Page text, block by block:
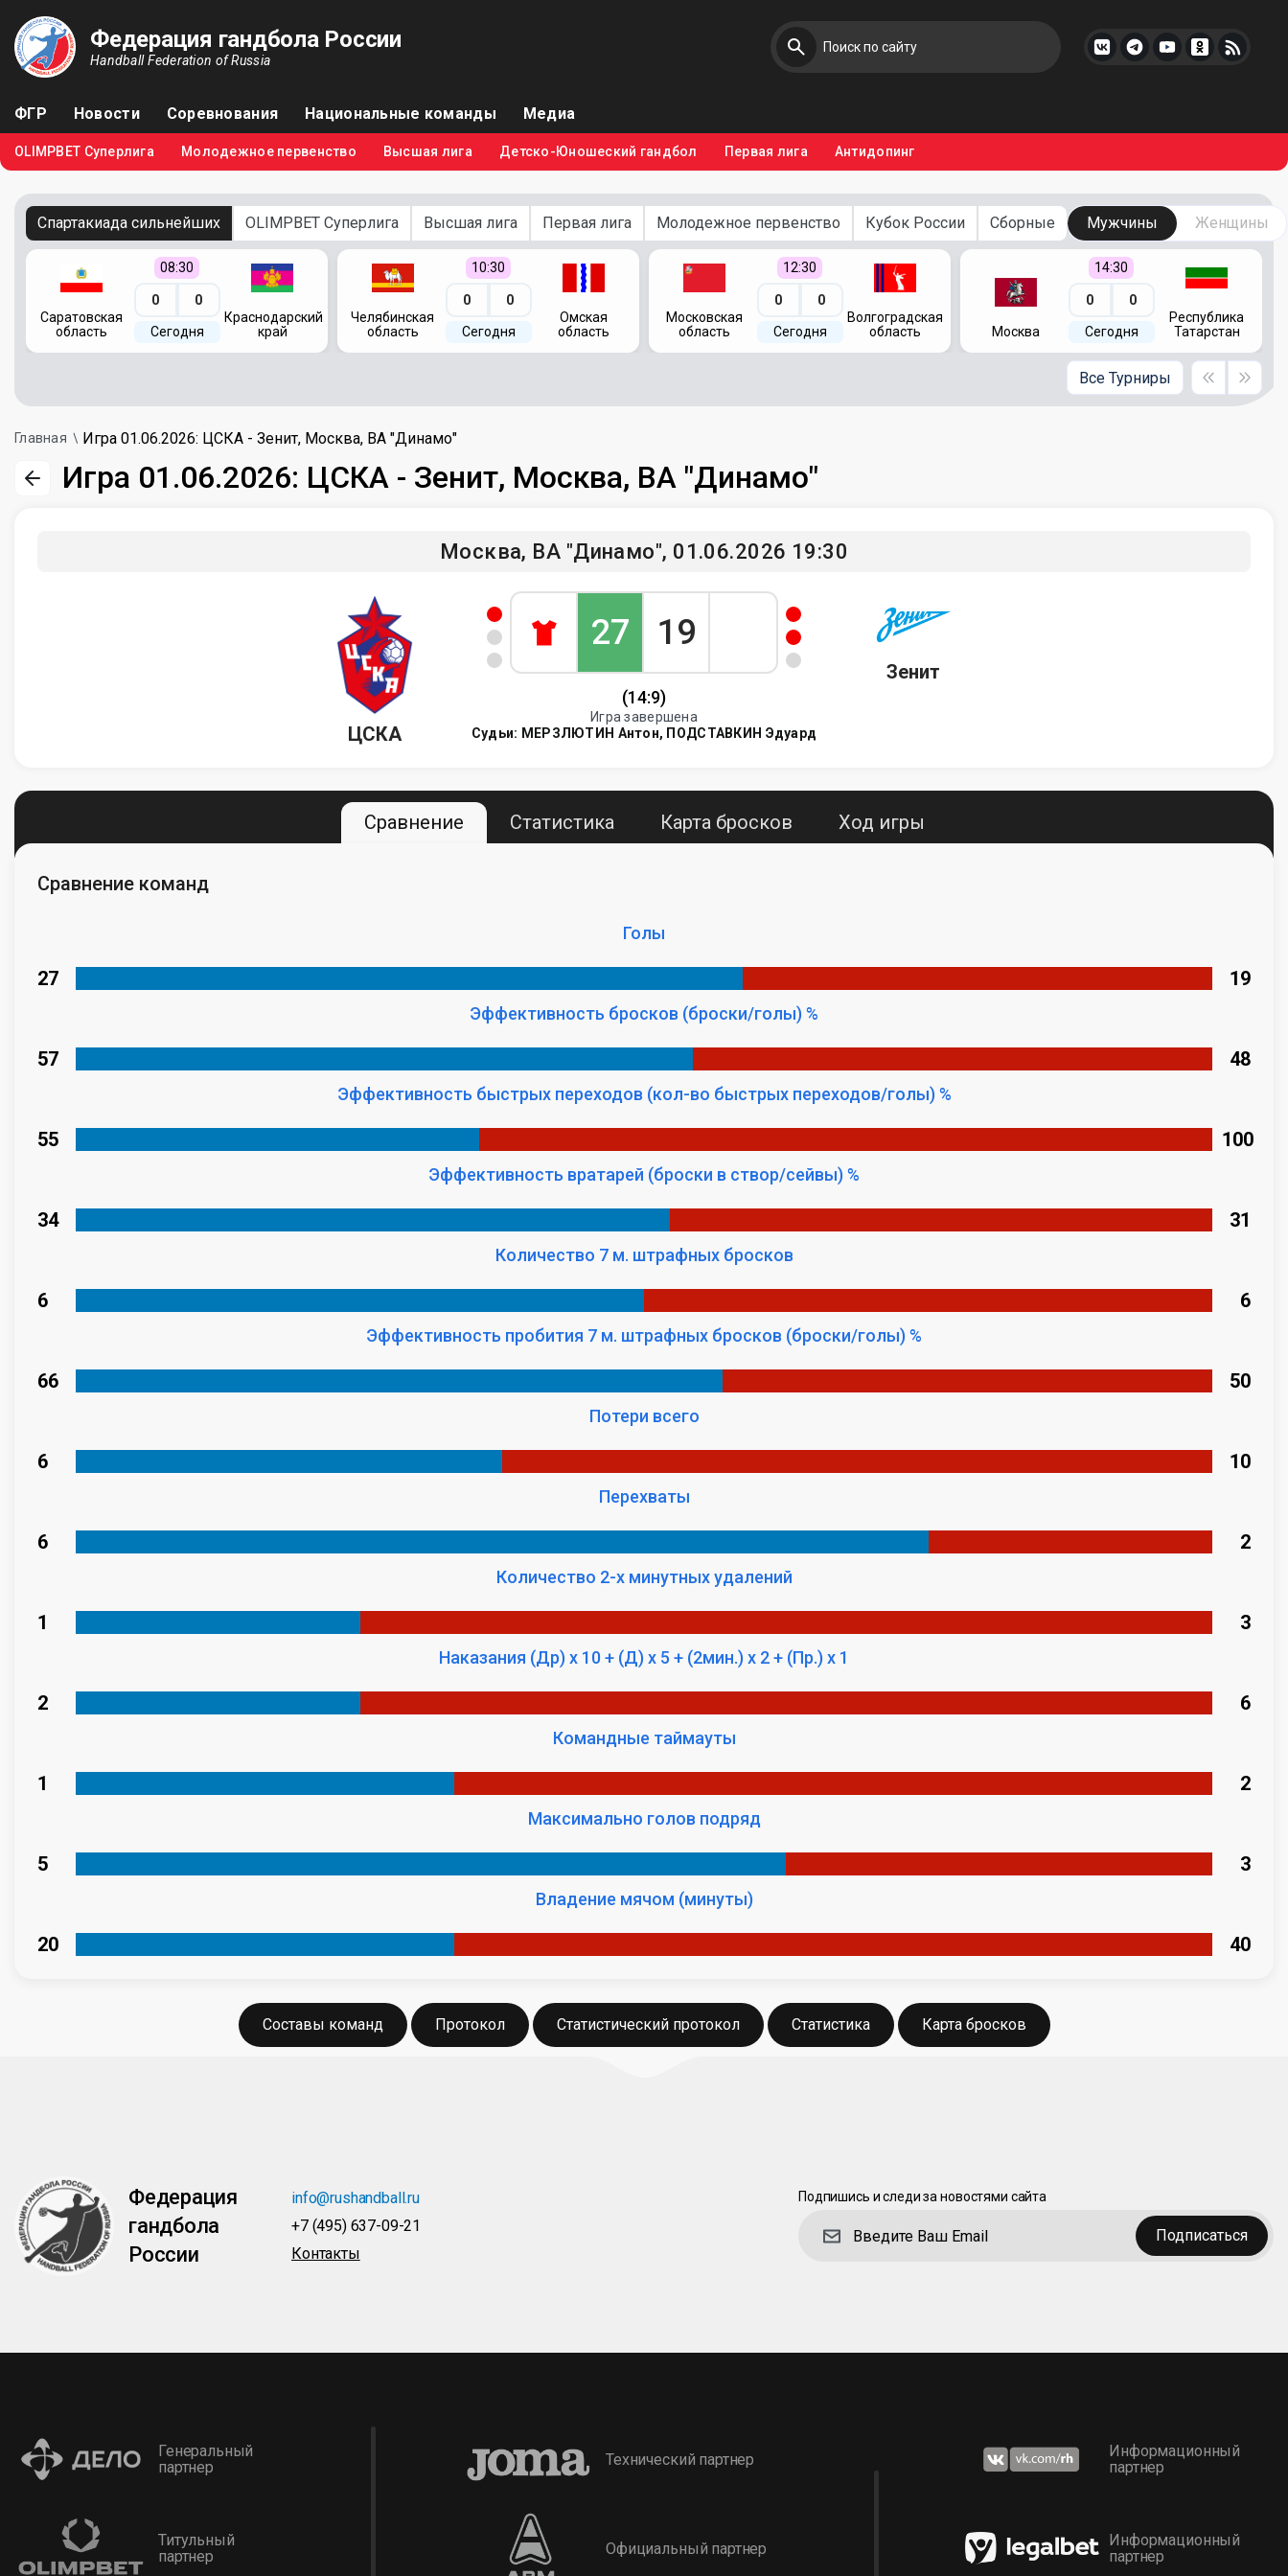
Федерация гандбола России
Handball Federation of Russia
ФГР Новости Соревнования Национальные команды Медиа
OLIMPBET Суперлига Молодежное первенство Высшая лига Детско-Юношеский гандбол Первая лига Антидопинг
Спартакиада сильнейших OLIMPBET Суперлига Высшая лига Первая лига Молодежное первенство Кубок России Сборные Мужчины Женщины
Саратовская
область
08:30
0 0
Сегодня
Краснодарский
край
Челябинская
область
10:30
0 0
Сегодня
Омская
область
Московская
область
12:30
0 0
Сегодня
Волгоградская
область
Москва
14:30
0 0
Сегодня
Республика
Татарстан
Все Турниры
Главная Игра 01.06.2026: ЦСКА - Зенит, Москва, ВА "Динамо"
Игра 01.06.2026: ЦСКА - Зенит, Москва, ВА "Динамо"
Москва, ВА "Динамо", 01.06.2026 19:30
ЦСКА
27 19
(14:9)
Игра завершена
Судьи: МЕРЗЛЮТИН Антон, ПОДСТАВКИН Эдуард
Зенит
Сравнение Статистика Карта бросков Ход игры
Сравнение команд
Голы
27 19
Эффективность бросков (броски/голы) %
57 48
Эффективность быстрых переходов (кол-во быстрых переходов/голы) %
55 100
Эффективность вратарей (броски в створ/сейвы) %
34 31
Количество 7 м. штрафных бросков
6 6
Эффективность пробития 7 м. штрафных бросков (броски/голы) %
66 50
Потери всего
6 10
Перехваты
6 2
Количество 2-х минутных удалений
1 3
Наказания (Др) x 10 + (Д) x 5 + (2мин.) x 2 + (Пр.) x 1
2 6
Командные таймауты
1 2
Максимально голов подряд
5 3
Владение мячом (минуты)
20 40
Составы команд Протокол Статистический протокол Статистика Карта бросков
Федерация
гандбола
России
info@rushandball.ru
+7 (495) 637-09-21
Контакты
Подпишись и следи за новостями сайта
Подписаться
Генеральный
партнер
Титульный
партнер
Технический партнер
Официальный партнер
Информационный
партнер
Информационный
партнер